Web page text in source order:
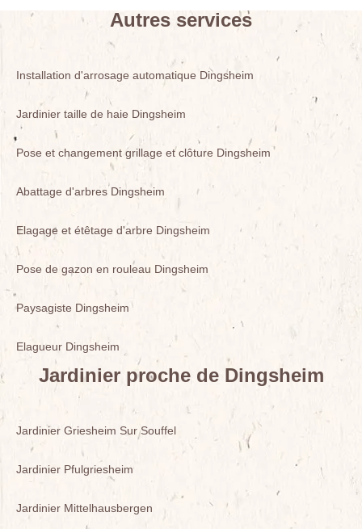
Autres services
Installation d'arrosage automatique Dingsheim
Jardinier taille de haie Dingsheim
Pose et changement grillage et clôture Dingsheim
Abattage d'arbres Dingsheim
Elagage et étêtage d'arbre Dingsheim
Pose de gazon en rouleau Dingsheim
Paysagiste Dingsheim
Elagueur Dingsheim
Jardinier proche de Dingsheim
Jardinier Griesheim Sur Souffel
Jardinier Pfulgriesheim
Jardinier Mittelhausbergen